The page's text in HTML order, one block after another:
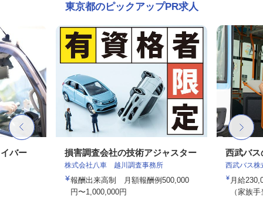
東京都のピックアップPR求人
バー 損害調査会社の技術アジャスター
株式会社八車 越川調査事務所
報酬出来高制 月額報酬例500,000
円〜1,000,000円
西武バス
西武バス株
月給
（家族